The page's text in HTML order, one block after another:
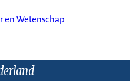
en Wetenschap